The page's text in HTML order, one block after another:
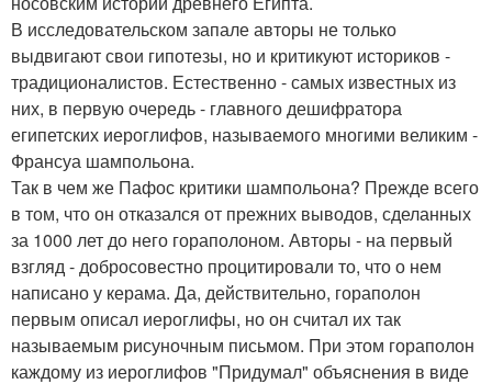
В исследовательском запале авторы не только
выдвигают свои гипотезы, но и критикуют историков -
традиционалистов. Естественно - самых известных из
них, в первую очередь - главного дешифратора
египетских иероглифов, называемого многими великим -
Франсуа шампольона.
Так в чем же Пафос критики шампольона? Прежде всего
в том, что он отказался от прежних выводов, сделанных
за 1000 лет до него гораполоном. Авторы - на первый
взгляд - добросовестно процитировали то, что о нем
написано у керама. Да, действительно, гораполон
первым описал иероглифы, но он считал их так
называемым рисуночным письмом. При этом гораполон
каждому из иероглифов "Придумал" объяснения в виде